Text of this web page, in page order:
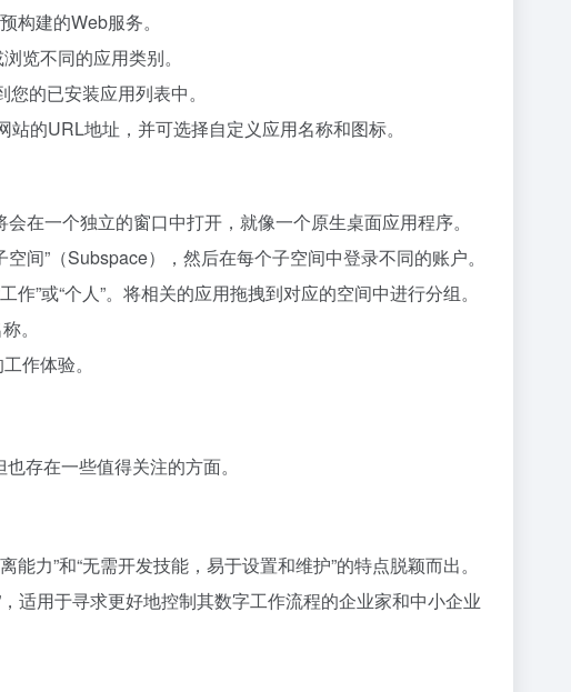
构建的Web服务。
览不同的应用类别。
的已安装应用列表中。
的URL地址，并可选择自定义应用名称和图标。
在一个独立的窗口中打开，就像一个原生桌面应用程序。
间”（Subspace），然后在每个子空间中登录不同的账户。
”或“个人”。将相关的应用拖拽到对应的空间中进行分组。
。
作体验。
存在一些值得关注的方面。
力”和“无需开发技能，易于设置和维护”的特点脱颖而出。
适用于寻求更好地控制其数字工作流程的企业家和中小企业